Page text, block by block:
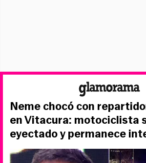
Neme chocó con
en Vitacura: motociclista
eyectado y permanece